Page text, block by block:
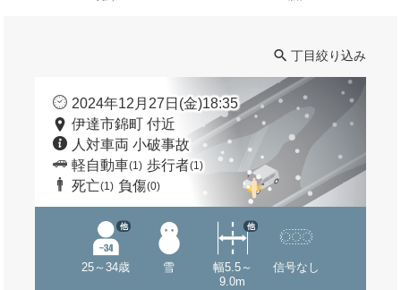
丁目絞り込み
2024年12月27日(金)18:35
伊達市錦町 付近
人対車両 小破事故
軽自動車(1) 歩行者(1)
死亡(1) 負傷(0)
25～34歳
他
雪
幅5.5～
9.0m
他
信号なし